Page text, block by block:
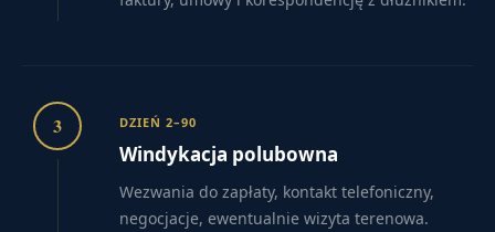
3 DZIEŃ 2–90
Windykacja polubowna
Wezwania do zapłaty, kontakt telefoniczny,
negocjacje, ewentualnie wizyta terenowa.